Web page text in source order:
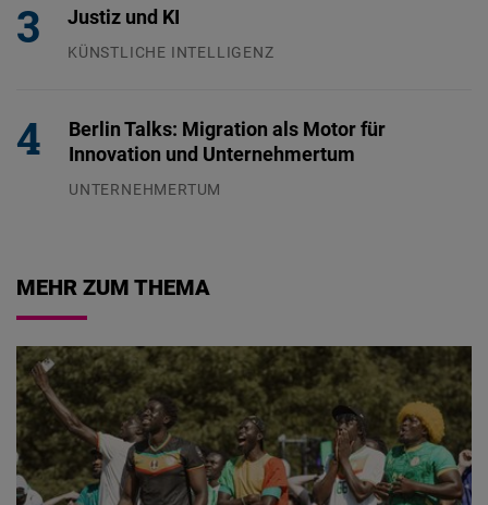
Justiz und KI
KÜNSTLICHE INTELLIGENZ
Berlin Talks: Migration als Motor für
Innovation und Unternehmertum
UNTERNEHMERTUM
MEHR ZUM THEMA